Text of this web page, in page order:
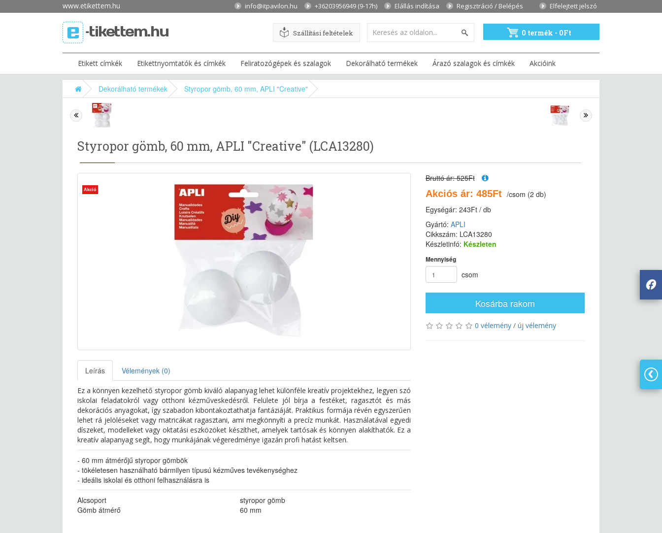
www.etikettem.hu info@itpavilon.hu +36203956949 (9-17h) Elállás indítása Regisztráció / Belépés Elfelejtett jelszó
Szállítási feltételek 0 termék - 0Ft
Etikett címkék Etikettnyomtatók és címkék Feliratozógépek és szalagok Dekorálható termékek Árazó szalagok és címkék Akcióink
Dekorálható termékek Styropor gömb, 60 mm, APLI "Creative"
Styropor gömb, 60 mm, APLI "Creative" (LCA13280)
Akció
Leírás Vélemények (0)
Ez a könnyen kezelhető styropor gömb kiváló alapanyag lehet különféle kreatív projektekhez, legyen szó
iskolai feladatokról vagy otthoni kézműveskedésről. Felülete jól bírja a festéket, ragasztót és más
dekorációs anyagokat, így szabadon kibontakoztathatja fantáziáját. Praktikus formája révén egyszerűen
lehet rá jelöléseket vagy matricákat ragasztani, ami megkönnyíti a precíz munkát. Használatával egyedi
díszeket, modelleket vagy oktatási eszközöket készíthet, amelyek tartósak és könnyen alakíthatók. Ez a
kreatív alapanyag segít, hogy munkájának végeredménye igazán profi hatást keltsen.
- 60 mm átmérőjű styropor gömbök
- tökéletesen használható bármilyen típusú kézműves tevékenységhez
- ideális iskolai és otthoni felhasználásra is
Alcsoport
styropor gömb
Gömb átmérő
60 mm
Bruttó ár: 525Ft
Akciós ár: 485Ft /csom (2 db)
Egységár: 243Ft / db
Gyártó: APLI
Cikkszám: LCA13280
Készletinfó: Készleten
Mennyiség
csom
Kosárba rakom
0 vélemény/ új vélemény